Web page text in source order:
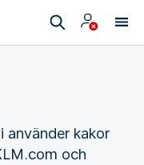
använder kakor
och